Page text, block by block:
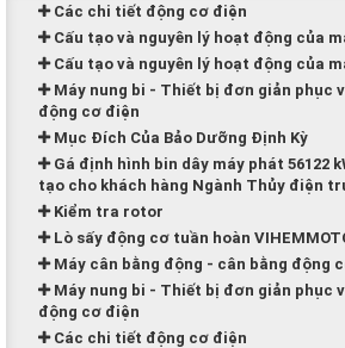
Các chi tiết động cơ điện
Cấu tạo và nguyên lý hoạt động của
Cấu tạo và nguyên lý hoạt động của
Máy nung bi - Thiết bị đơn giản phục
động cơ điện
Mục Đích Của Bảo Dưỡng Định Kỳ
Gá định hình bin dây máy phát 56122
tạo cho khách hàng Ngành Thủy điện
Kiểm tra rotor
Lò sấy động cơ tuần hoàn
Máy cân bằng động - cân bằng động
Máy nung bi - Thiết bị đơn giản phục
động cơ điện
Các chi tiết động cơ điện